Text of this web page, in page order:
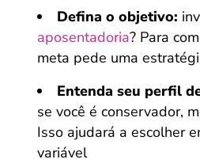
Defina o objetivo:
aposentadoria? Para
meta pede uma
Entenda seu perfil
se você é conservador,
Isso ajudará a escolher
variável